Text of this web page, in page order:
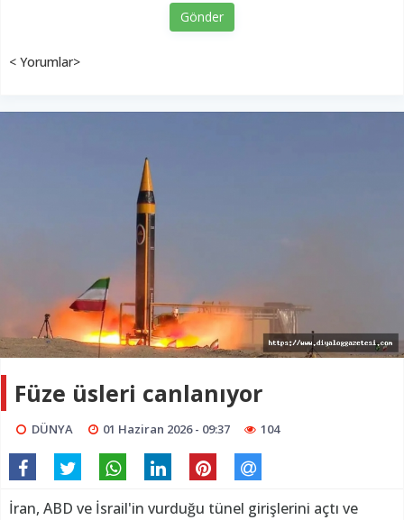
Gönder
< Yorumlar>
Füze üsleri canlanıyor
DÜNYA 01 Haziran 2026 - 09:37 104
İran, ABD ve İsrail'in vurduğu tünel girişlerini açtı ve